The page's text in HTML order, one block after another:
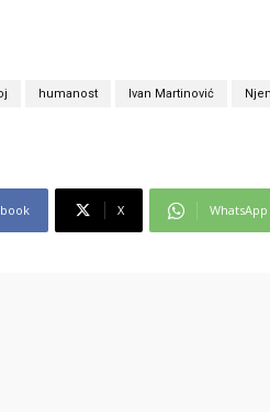
humanost Ivan Martinović
X WhatsApp